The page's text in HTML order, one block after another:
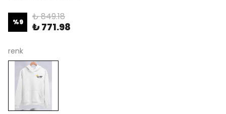
%9 ₺ 849.18
₺ 771.98
renk